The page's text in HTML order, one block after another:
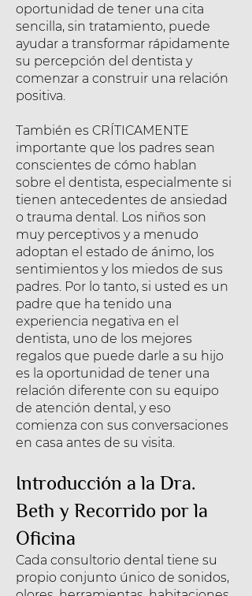
oportunidad de tener una cita
sencilla, sin tratamiento, puede
ayudar a transformar rápidamente
su percepción del dentista y
comenzar a construir una relación
positiva.
También es CRÍTICAMENTE
importante que los padres sean
conscientes de cómo hablan
sobre el dentista, especialmente si
tienen antecedentes de ansiedad
o trauma dental. Los niños son
muy perceptivos y a menudo
adoptan el estado de ánimo, los
sentimientos y los miedos de sus
padres. Por lo tanto, si usted es un
padre que ha tenido una
experiencia negativa en el
dentista, uno de los mejores
regalos que puede darle a su hijo
es la oportunidad de tener una
relación diferente con su equipo
de atención dental, y eso
comienza con sus conversaciones
en casa antes de su visita.
Introducción a la Dra.
Beth y Recorrido por la
Oficina
Cada consultorio dental tiene su
propio conjunto único de sonidos,